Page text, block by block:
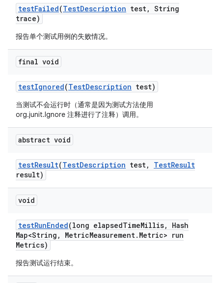
testFailed(TestDescription test, String
trace)
报告单个测试用例的失败情况。
final void
testIgnored(TestDescription test)
当测试不会运行时（通常是因为测试方法使用
org.junit.Ignore 注释进行了注释）调用。
abstract void
testResult(TestDescription test, TestResult
result)
void
testRunEnded(long elapsedTimeMillis,
Hash
Map<String , MetricMeasurement. Metric> run
Metrics)
报告测试运行结束。